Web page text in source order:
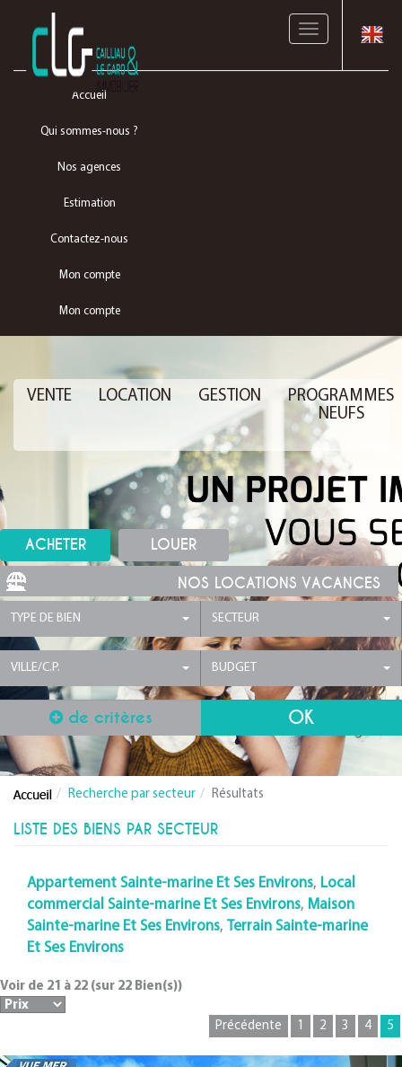
Toggle
Accueil
Qui sommes-nous ?
Nos agences
Estimation
Contactez-nous
Mon compte
Mon compte
VENTE LOCATION GESTION
PROGRAMMES
NEUFS
ACHETER LOUER
NOS LOCATIONS VACANCES
TYPE DE BIEN SECTEUR
VILLE/C.P. BUDGET
de critères
Recherche par secteur Résultats
LISTE DES BIENS PAR SECTEUR
Appartement Sainte-marine Et Ses Environs, Local
commercial Sainte-marine Et Ses Environs, Maison
Sainte-marine Et Ses Environs, Terrain Sainte-marine
Et Ses Environs
Voir de 21 à 22 (sur 22 Bien(s))
Précédente 1 2 3 4 5